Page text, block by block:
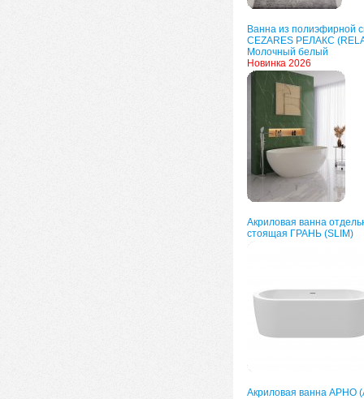
Ванна из полиэфирной
CEZARES РЕЛАКС
Молочный белый
Новинка 2026
Акриловая ванна
стоящая ГРАНЬ (SLIM)
Акриловая ванна АРНО